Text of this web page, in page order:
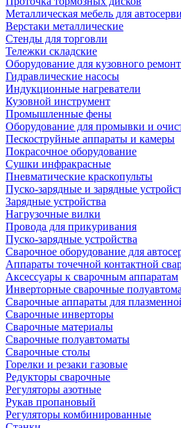
Металлическая мебель для
Верстаки металлические
Стенды для торговли
Тележки складские
Оборудование для кузовного
Гидравлические насосы
Индукционные нагреватели
Кузовной инструмент
Промышленные фены
Оборудование для промывки и
Пескоструйные аппараты и камеры
Покрасочное оборудование
Сушки инфракрасные
Пневматические краскопульты
Пуско-зарядные и зарядные
Зарядные устройства
Нагрузочные вилки
Провода для прикуривания
Пуско-зарядные устройства
Сварочное оборудование для
Аппараты точечной контактной
Аксессуары к сварочным аппаратам
Инверторные сварочные
Сварочные аппараты для
Сварочные инверторы
Сварочные материалы
Сварочные полуавтоматы
Сварочные столы
Горелки и резаки газовые
Редукторы сварочные
Регуляторы азотные
Рукав пропановый
Регуляторы комбинированные